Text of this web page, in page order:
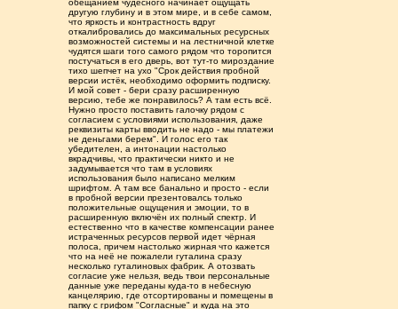
обещанием чудесного начинает ощущать
другую глубину и в этом мире, и в себе самом,
что яркость и контрастность вдруг
откалибровались до максимальных ресурсных
возможностей системы и на лестничной клетке
чудятся шаги того самого рядом что торопится
постучаться в его дверь, вот тут-то мироздание
тихо шепчет на ухо "Срок действия пробной
версии истёк, необходимо оформить подписку.
И мой совет - бери сразу расширенную
версию, тебе же понравилось? А там есть всë.
Нужно просто поставить галочку рядом с
согласием с условиями использования, даже
реквизиты карты вводить не надо - мы платежи
не деньгами берем". И голос его так
убедителен, а интонации настолько
вкрадчивы, что практически никто и не
задумывается что там в условиях
использования было написано мелким
шрифтом. А там все банально и просто - если
в пробной версии презентовалсь только
положительные ощущения и эмоции, то в
расширенную включён их полный спектр. И
естественно что в качестве компенсации ранее
истраченных ресурсов первой идет чёрная
полоса, причем настолько жирная что кажется
что на неё не пожалели гуталина сразу
несколько гуталиновых фабрик. А отозвать
согласие уже нельзя, ведь твои персональные
данные уже переданы куда-то в небесную
канцелярию, где отсортированы и помещены в
папку с грифом "Согласные" и куда на это